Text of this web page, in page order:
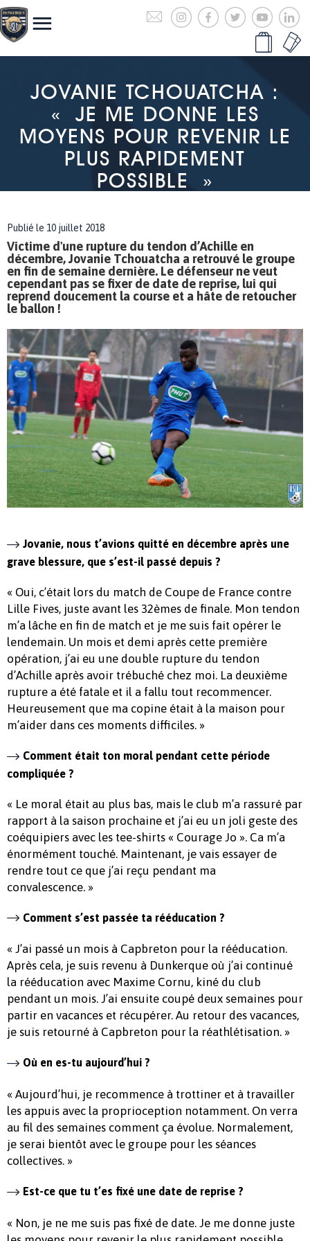
JOVANIE TCHOUATCHA :
« JE ME DONNE LES
MOYENS POUR REVENIR LE
PLUS RAPIDEMENT
POSSIBLE »
Publié le 10 juillet 2018
Victime d'une rupture du tendon d’Achille en
décembre, Jovanie Tchouatcha a retrouvé le groupe
en fin de semaine dernière. Le défenseur ne veut
cependant pas se fixer de date de reprise, lui qui
reprend doucement la course et a hâte de retoucher
le ballon !
Jovanie, nous t’avions quitté en décembre après une
grave blessure, que s’est-il passé depuis ?
« Oui, c’était lors du match de Coupe de France contre
Lille Fives, juste avant les 32èmes de finale. Mon tendon
m’a lâche en fin de match et je me suis fait opérer le
lendemain. Un mois et demi après cette première
opération, j’ai eu une double rupture du tendon
d’Achille après avoir trébuché chez moi. La deuxième
rupture a été fatale et il a fallu tout recommencer.
Heureusement que ma copine était à la maison pour
m’aider dans ces moments difficiles. »
Comment était ton moral pendant cette période
compliquée ?
« Le moral était au plus bas, mais le club m’a rassuré par
rapport à la saison prochaine et j’ai eu un joli geste des
coéquipiers avec les tee-shirts « Courage Jo ». Ca m’a
énormément touché. Maintenant, je vais essayer de
rendre tout ce que j’ai reçu pendant ma
convalescence. »
Comment s’est passée ta rééducation ?
« J’ai passé un mois à Capbreton pour la rééducation.
Après cela, je suis revenu à Dunkerque où j’ai continué
la rééducation avec Maxime Cornu, kiné du club
pendant un mois. J’ai ensuite coupé deux semaines pour
partir en vacances et récupérer. Au retour des vacances,
je suis retourné à Capbreton pour la réathlétisation. »
Où en es-tu aujourd’hui ?
« Aujourd’hui, je recommence à trottiner et à travailler
les appuis avec la proprioception notamment. On verra
au fil des semaines comment ça évolue. Normalement,
je serai bientôt avec le groupe pour les séances
collectives. »
Est-ce que tu t’es fixé une date de reprise ?
« Non, je ne me suis pas fixé de date. Je me donne juste